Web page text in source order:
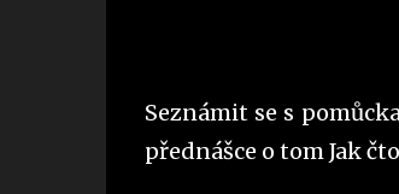
Seznámit se s
přednášce o tom Jak